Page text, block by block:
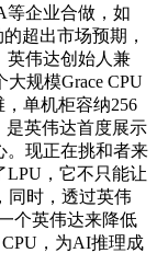
等企业合做，如
的超出市场预期，
英伟达创始人兼
规模Grace CPU
单机柜容纳256
是英伟达首度展示
。现正在挑和者来
LPU，它不只能让
同时，透过英伟
个英伟达来降低
，为AI推理成